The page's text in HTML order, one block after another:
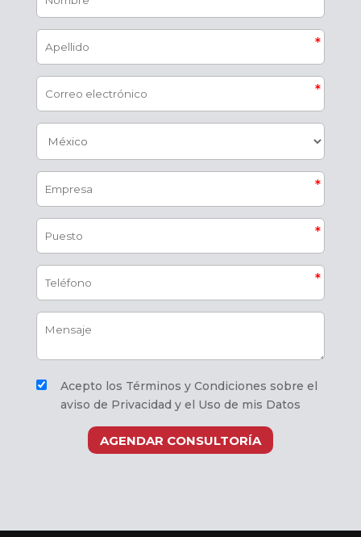
Acepto los Términos y Condiciones sobre el
aviso de Privacidad y el Uso de mis Datos
AGENDAR CONSULTORÍA